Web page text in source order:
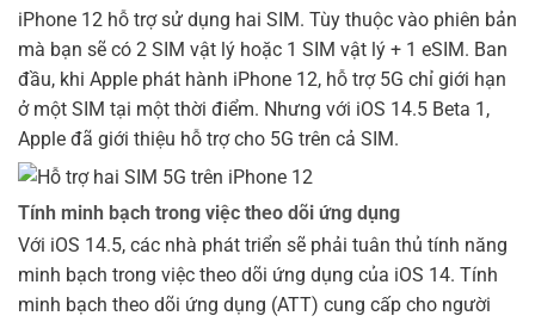
iPhone 12 hỗ trợ sử dụng hai SIM. Tùy thuộc vào phiên bản
mà bạn sẽ có 2 SIM vật lý hoặc 1 SIM vật lý + 1 eSIM. Ban
đầu, khi Apple phát hành iPhone 12, hỗ trợ 5G chỉ giới hạn
ở một SIM tại một thời điểm. Nhưng với iOS 14.5 Beta 1,
Apple đã giới thiệu hỗ trợ cho 5G trên cả SIM.
Tính minh bạch trong việc theo dõi ứng dụng
Với iOS 14.5, các nhà phát triển sẽ phải tuân thủ tính năng
minh bạch trong việc theo dõi ứng dụng của iOS 14. Tính
minh bạch theo dõi ứng dụng (ATT) cung cấp cho người